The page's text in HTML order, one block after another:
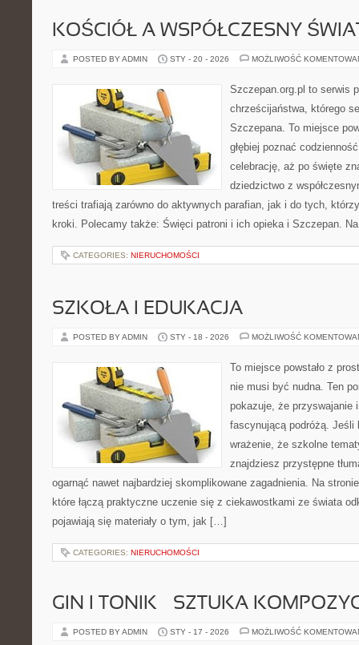
KOŚCIÓŁ A WSPÓŁCZESNY
POSTED BY ADMIN STY - 20 - 2026 MOŻLIWOŚĆ
Szczepan.org.pl to serwis
chrześcijaństwa, którego
Szczepana. To miejsce
głębiej poznać
celebrację, aż po święte
dziedzictwo z
treści trafiają zarówno do aktywnych parafian, jak i do tych,
kroki. Polecamy także: Święci patroni i ich opieka i Szczepan.
CATEGORIES: NIERUCHOMOŚCI
SZKOŁA I EDUKACJA
POSTED BY ADMIN STY - 18 - 2026 MOŻLIWOŚĆ
To miejsce powstało z
nie musi być nudna. Ten
pokazuje, że przyswajanie
fascynującą podróżą. Jeśli
wrażenie, że szkolne
znajdziesz przystępne
ogarnąć nawet najbardziej skomplikowane zagadnienia. Na
które łączą praktyczne uczenie się z ciekawostkami ze świata
pojawiają się materiały o tym, jak […]
CATEGORIES: NIERUCHOMOŚCI
GIN I TONIK – SZTUKA
POSTED BY ADMIN STY - 17 - 2026 MOŻLIWOŚĆ